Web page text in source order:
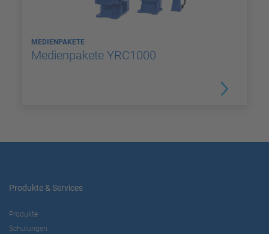
MEDIENPAKETE
Medienpakete YRC1000
Produkte & Services
Produkte
Schulungen